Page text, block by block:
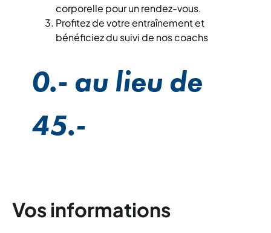
corporelle pour un rendez-vous.
Profitez de votre entraînement et
bénéficiez du suivi de nos coachs
0.- au lieu de
45.-
Vos informations